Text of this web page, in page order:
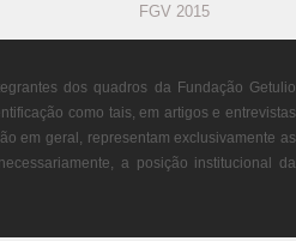
FGV 2015
dos quadros da Fundação Getulio
como tais, em artigos e entrevistas
em geral, representam exclusivamente as
a posição institucional da